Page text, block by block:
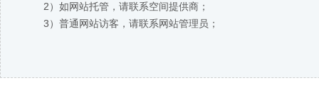
2）如网站托管，请联系空间提供商；
3）普通网站访客，请联系网站管理员；